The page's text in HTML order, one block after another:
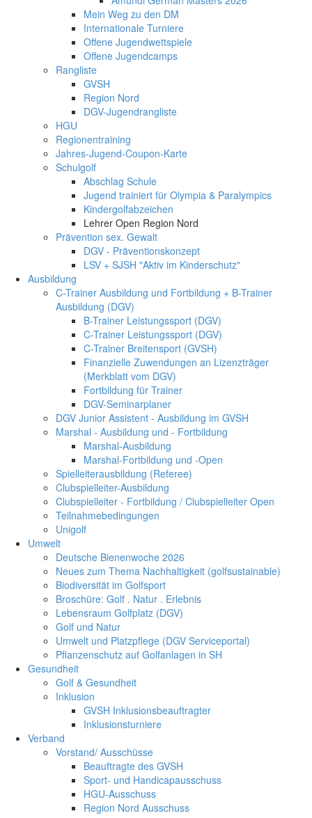
Mein Weg zu den DM
Internationale Turniere
Offene Jugendwettspiele
Offene Jugendcamps
Rangliste
GVSH
Region Nord
DGV-Jugendrangliste
HGU
Regionentraining
Jahres-Jugend-Coupon-Karte
Schulgolf
Abschlag Schule
Jugend trainiert für Olympia & Paralympics
Kindergolfabzeichen
Lehrer Open Region Nord
Prävention sex. Gewalt
DGV - Präventionskonzept
LSV + SJSH "Aktiv im Kinderschutz"
Ausbildung
C-Trainer Ausbildung und Fortbildung + B-Trainer
Ausbildung (DGV)
B-Trainer Leistungssport (DGV)
C-Trainer Leistungssport (DGV)
C-Trainer Breitensport (GVSH)
Finanzielle Zuwendungen an Lizenzträger
(Merkblatt vom DGV)
Fortbildung für Trainer
DGV-Seminarplaner
DGV Junior Assistent - Ausbildung im GVSH
Marshal - Ausbildung und - Fortbildung
Marshal-Ausbildung
Marshal-Fortbildung und -Open
Spielleiterausbildung (Referee)
Clubspielleiter-Ausbildung
Clubspielleiter - Fortbildung / Clubspielleiter Open
Teilnahmebedingungen
Unigolf
Umwelt
Deutsche Bienenwoche 2026
Neues zum Thema Nachhaltigkeit (golfsustainable)
Biodiversität im Golfsport
Broschüre: Golf . Natur . Erlebnis
Lebensraum Golfplatz (DGV)
Golf und Natur
Umwelt und Platzpflege (DGV Serviceportal)
Pflanzenschutz auf Golfanlagen in SH
Gesundheit
Golf & Gesundheit
Inklusion
GVSH Inklusionsbeauftragter
Inklusionsturniere
Verband
Vorstand/ Ausschüsse
Beauftragte des GVSH
Sport- und Handicapausschuss
HGU-Ausschuss
Region Nord Ausschuss